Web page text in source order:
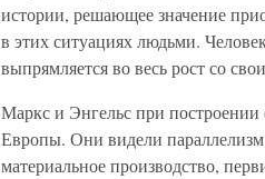
истории, решающее значение
в этих ситуациях людьми.
выпрямляется во весь рост со
Маркс и Энгельс при
Европы. Они видели
материальное производство,